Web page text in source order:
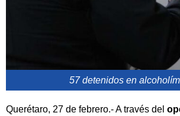
57 detenidos en
Querétaro, 27 de febrero.- A través del